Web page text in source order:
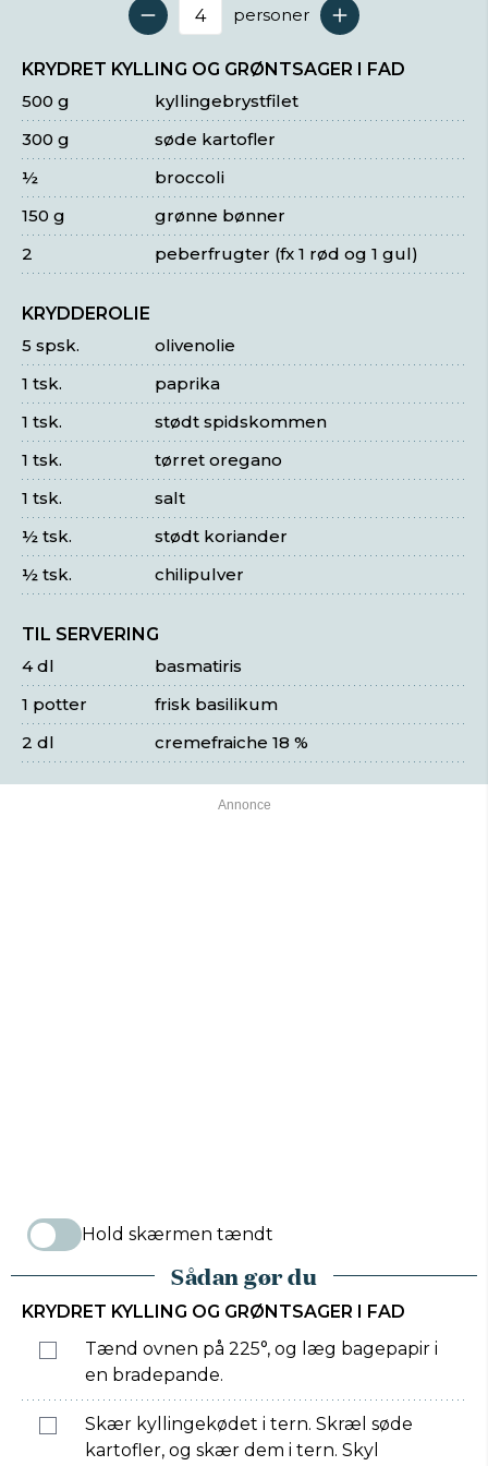
Antal serveringer
personer
KRYDRET KYLLING OG GRØNTSAGER I FAD
kyllingebrystfilet
500 g
søde kartofler
300 g
broccoli
½
grønne bønner
150 g
peberfrugter (fx 1 rød og 1 gul)
2
KRYDDEROLIE
olivenolie
5 spsk.
paprika
1 tsk.
stødt spidskommen
1 tsk.
tørret oregano
1 tsk.
salt
1 tsk.
stødt koriander
½ tsk.
chilipulver
½ tsk.
TIL SERVERING
basmatiris
4 dl
frisk basilikum
1 potter
cremefraiche 18 %
2 dl
Hold skærmen tændt
Sådan gør du
KRYDRET KYLLING OG GRØNTSAGER I FAD
Tænd ovnen på 225°, og læg bagepapir i
en bradepande.
Skær kyllingekødet i tern. Skræl søde
kartofler, og skær dem i tern. Skyl